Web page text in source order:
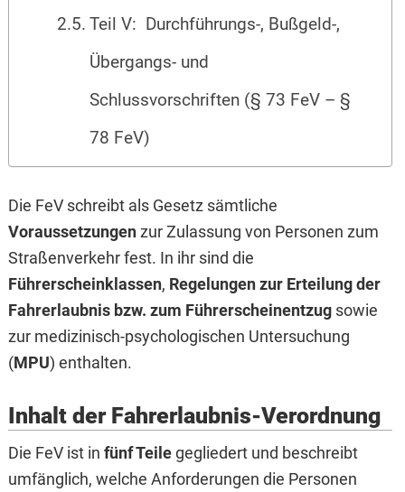
Teil V: Durchführungs-, Bußgeld-,
Übergangs- und
Schlussvorschriften (§ 73 FeV – §
78 FeV)
Die FeV schreibt als Gesetz sämtliche
Voraussetzungenzur Zulassung von Personen zum
Straßenverkehr fest. In ihr sind die
Führerscheinklassen, Regelungen zur Erteilung der
Fahrerlaubnis bzw. zum Führerscheinentzugsowie
zur medizinisch-psychologischen Untersuchung
(MPU) enthalten.
Inhalt der Fahrerlaubnis-Verordnung
Die FeV ist in fünf Teilegegliedert und beschreibt
umfänglich, welche Anforderungen die Personen